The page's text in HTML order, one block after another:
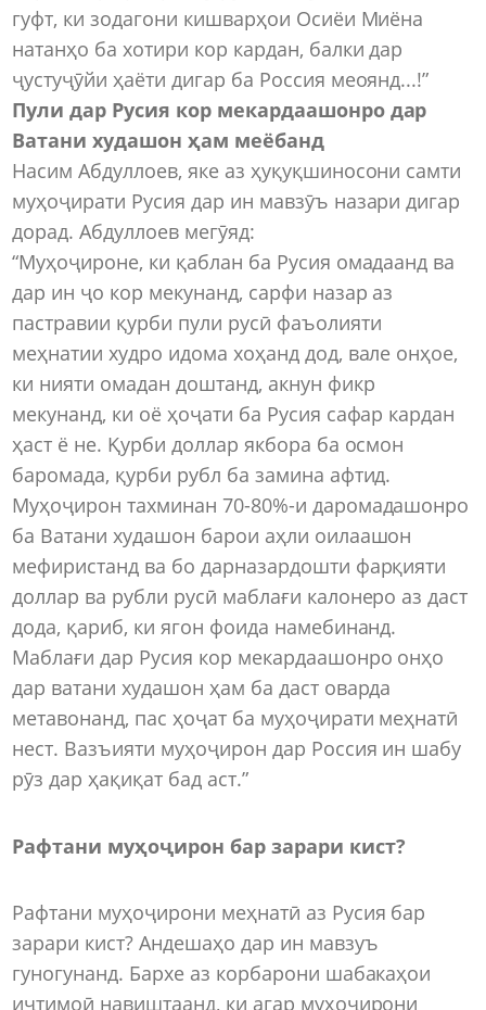
гуфт, ки зодагони кишварҳои Осиёи Миёна
натанҳо ба хотири кор кардан, балки дар
ҷустуҷӯйи ҳаёти дигар ба Россия меоянд...!”
Пули дар Русия кор мекардаашонро дар
Ватани худашон ҳам меёбанд
Насим Абдуллоев, яке аз ҳуқуқшиносони самти
муҳоҷирати Русия дар ин мавзӯъ назари дигар
дорад. Абдуллоев мегӯяд:
“Муҳоҷироне, ки қаблан ба Русия омадаанд ва
дар ин ҷо кор мекунанд, сарфи назар аз
пастравии қурби пули русӣ фаъолияти
меҳнатии худро идома хоҳанд дод, вале онҳое,
ки нияти омадан доштанд, акнун фикр
мекунанд, ки оё ҳоҷати ба Русия сафар кардан
ҳаст ё не. Қурби доллар якбора ба осмон
баромада, қурби рубл ба замина афтид.
Муҳоҷирон тахминан 70-80%-и даромадашонро
ба Ватани худашон барои аҳли оилаашон
мефиристанд ва бо дарназардошти фарқияти
доллар ва рубли русӣ маблағи калонеро аз даст
дода, қариб, ки ягон фоида намебинанд.
Маблағи дар Русия кор мекардаашонро онҳо
дар ватани худашон ҳам ба даст оварда
метавонанд, пас ҳоҷат ба муҳоҷирати меҳнатӣ
нест. Вазъияти муҳоҷирон дар Россия ин шабу
рӯз дар ҳақиқат бад аст.”
Рафтани муҳоҷирон бар зарари кист?
Рафтани муҳоҷирони меҳнатӣ аз Русия бар
зарари кист? Андешаҳо дар ин мавзуъ
гуногунанд. Бархе аз корбарони шабакаҳои
иҷтимоӣ навиштаанд, ки агар муҳоҷирони